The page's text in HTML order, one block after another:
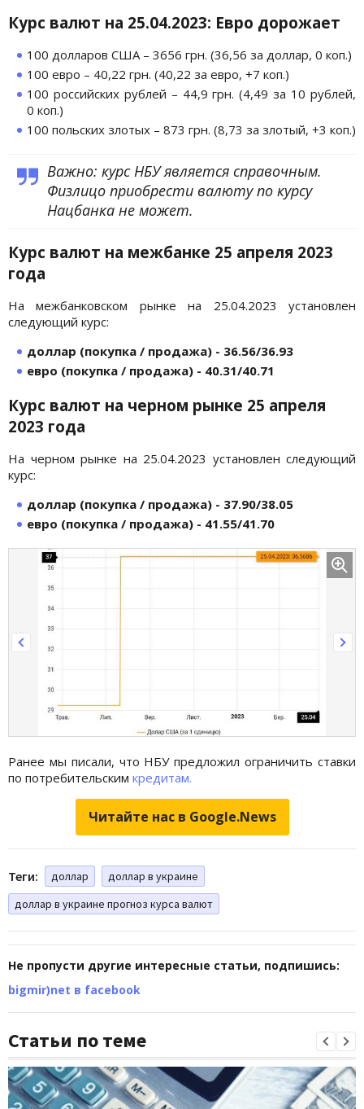
Курс валют на 25.04.2023: Евро дорожает
100 долларов США – 3656 грн. (36,56 за доллар, 0 коп.)
100 евро – 40,22 грн. (40,22 за евро, +7 коп.)
100 российских рублей – 44,9 грн. (4,49 за 10 рублей,
0 коп.)
100 польских злотых – 873 грн. (8,73 за злотый, +3 коп.)
Важно: курс НБУ является справочным.
Физлицо приобрести валюту по курсу
Нацбанка не может.
Курс валют на межбанке 25 апреля 2023
года
На межбанковском рынке на 25.04.2023 установлен
следующий курс:
доллар (покупка / продажа) - 36.56/36.93
евро (покупка / продажа) - 40.31/40.71
Курс валют на черном рынке 25 апреля
2023 года
На черном рынке на 25.04.2023 установлен следующий
курс:
доллар (покупка / продажа) - 37.90/38.05
евро (покупка / продажа) - 41.55/41.70
Ранее мы писали, что НБУ предложил ограничить ставки
по потребительским кредитам.
Читайте нас в Google.News
Теги: доллар
доллар в украине
доллар в украине прогноз курса валют
Не пропусти другие интересные статьи, подпишись:
bigmir)net в facebook
Статьи по теме